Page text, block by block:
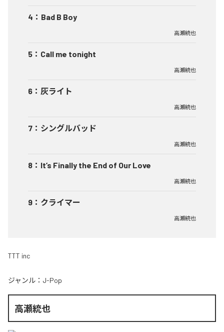
4 ： Bad B Boy
高瀬統也
5 ： Call me tonight
高瀬統也
6 ： 灰ライト
高瀬統也
7 ： シングルバッド
高瀬統也
8 ： It’s Finally the End of Our Love
高瀬統也
9 ： クライマー
高瀬統也
TTT inc
ジャンル： J-Pop
高瀬統也